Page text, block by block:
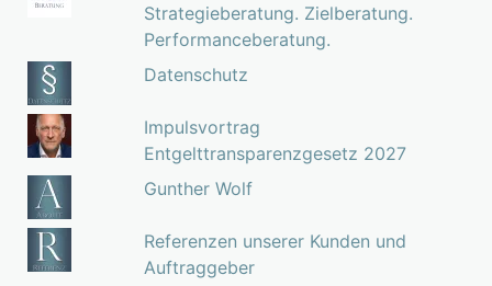
Strategieberatung. Zielberatung.
Performanceberatung.
Datenschutz
Impulsvortrag
Entgelttransparenzgesetz 2027
Gunther Wolf
Referenzen unserer Kunden und
Auftraggeber